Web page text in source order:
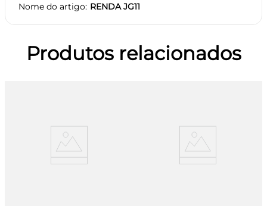
Nome do artigo RENDA JG11
Produtos relacionados